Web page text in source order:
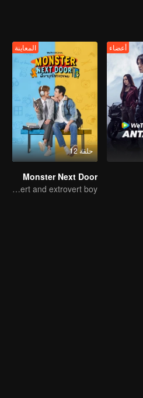
أعضاء
حلقة 12
المعاينة
Monster Next Door
The perfect love of an introvert and extrovert boy